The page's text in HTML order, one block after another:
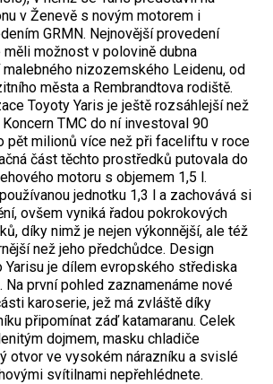
v Ženevě s novým motorem i
GRMN. Nejnovější provedení
měli možnost v polovině dubna
nizozemského Leidenu, od
města a Rembrandtova rodiště.
Toyoty Yaris je ještě rozsáhlejší než
TMC do ní investoval 90
pět milionů více než při faceliftu v roce
část těchto prostředků putovala do
motoru s objemem 1,5 l.
jednotku 1,3 l a zachovává si
ovšem vyniká řadou pokrokových
díky nimž je nejen výkonnější, ale též
než jeho předchůdce. Design
Yarisu je dílem evropského střediska
Na první pohled zaznamenáme nové
karoserie, jež má zvláště díky
připomínat záď katamaranu. Celek
dojmem, masku chladiče
otvor ve vysokém nárazníku a svislé
svítilnami nepřehlédnete.